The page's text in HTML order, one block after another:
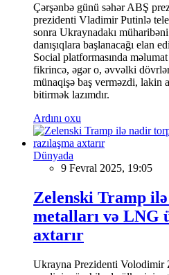
Çərşənbə günü səhər ABŞ
prezidenti Vladimir Putinlə
sonra Ukraynadakı
danışıqlara başlanacağı elan
Social platformasında
fikrincə, əgər o, əvvəlki
münaqişə baş verməzdi, lakin
bitirmək lazımdır.
Ardını oxu
Dünyada
9 Fevral 2025, 19:05
Zelenski Tramp
metalları və LNG
axtarır
Ukrayna Prezidenti Volodimir